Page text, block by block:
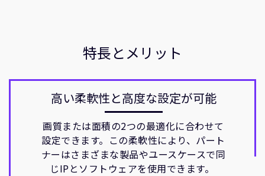
特長とメリット
高い柔軟性と高度な設定が可能
画質または面積の2つの最適化に合わせて
設定できます。この柔軟性により、パート
ナーはさまざまな製品やユースケースで同
じIPとソフトウェアを使用できます。